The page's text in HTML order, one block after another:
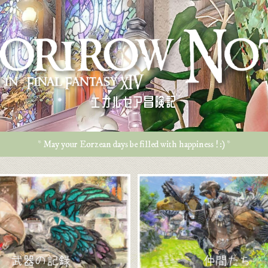
エオルゼア冒険記
* May your Eorzean days be filled with happiness ! :) *
武器の記録 仲間たち